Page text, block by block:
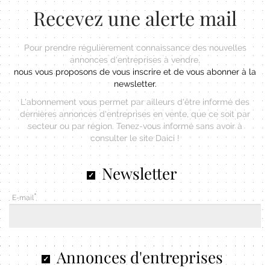
Recevez une alerte mail
Pour prendre régulièrement connaissance des nouvelles
annonces d'entreprises à vendre,
nous vous proposons de vous inscrire et de vous abonner à la
newsletter.
L'abonnement vous permet par ailleurs d'être informé des
dernières annonces d'entreprises en vente, que ce soit par
secteur ou par région. Tenez-vous informé sans avoir à
consulter le site Daici !
Newsletter
E-mail
Annonces d'entreprises